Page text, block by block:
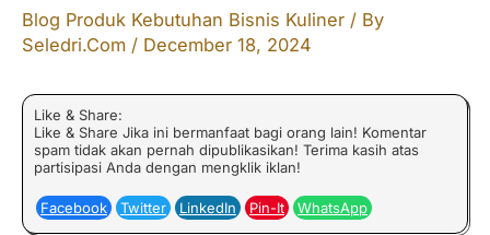
Blog Produk Kebutuhan Bisnis Kuliner / By
Seledri.Com / December 18, 2024
Like & Share:
Like & Share Jika ini bermanfaat bagi orang lain! Komentar
spam tidak akan pernah dipublikasikan! Terima kasih atas
partisipasi Anda dengan mengklik iklan!
Facebook Twitter LinkedIn Pin-It WhatsApp